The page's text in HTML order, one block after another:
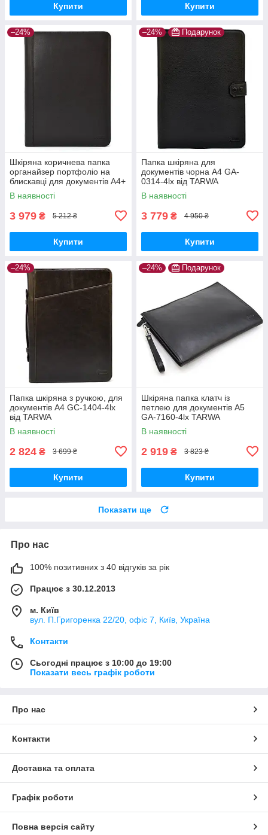
Купити Купити
–24%
Шкіряна коричнева папка
органайзер портфоліо на
блискавці для документів А4+
TARWA GC-1295-4lx
В наявності
3 979 ₴ 5 212 ₴
Купити
–24% Подарунок
Папка шкіряна для
документів чорна A4 GA-
0314-4lx від TARWA
В наявності
3 779 ₴ 4 950 ₴
Купити
–24%
Папка шкіряна з ручкою, для
документів A4 GC-1404-4lx
від TARWA
В наявності
2 824 ₴ 3 699 ₴
Купити
–24% Подарунок
Шкіряна папка клатч із
петлею для документів А5
GA-7160-4lx TARWA
В наявності
2 919 ₴ 3 823 ₴
Купити
Показати ще
Про нас
100% позитивних з 40 відгуків за рік
Працює з 30.12.2013
м. Київ
вул. П.Григоренка 22/20, офіс 7, Київ, Україна
Контакти
Сьогодні працює з 10:00 до 19:00
Показати весь графік роботи
Про нас
Контакти
Доставка та оплата
Графік роботи
Повна версія сайту